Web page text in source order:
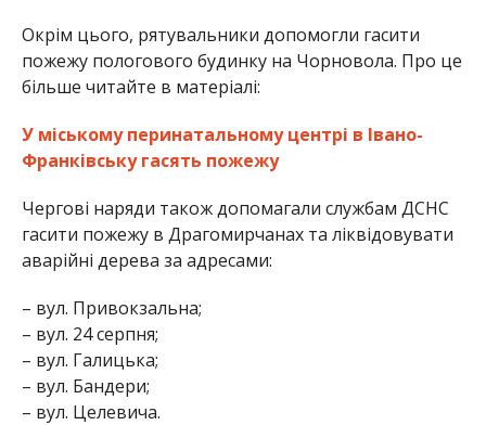
Окрім цього, рятувальники допомогли гасити
пожежу пологового будинку на Чорновола. Про це
більше читайте в матеріалі:
У міському перинатальному центрі в Івано-
Франківську гасять пожежу
Чергові наряди також допомагали службам ДСНС
гасити пожежу в Драгомирчанах та ліквідовувати
аварійні дерева за адресами:
– вул. Привокзальна;
– вул. 24 серпня;
– вул. Галицька;
– вул. Бандери;
– вул. Целевича.